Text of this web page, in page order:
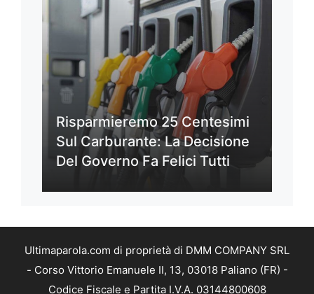
Risparmieremo 25 Centesimi
Sul Carburante: La Decisione
Del Governo Fa Felici Tutti
Ultimaparola.com di proprietà di DMM COMPANY SRL
- Corso Vittorio Emanuele II, 13, 03018 Paliano (FR) -
Codice Fiscale e Partita I.V.A. 03144800608